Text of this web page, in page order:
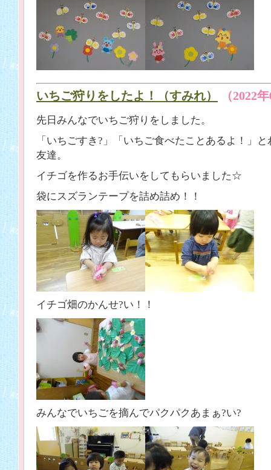
いちご狩りをしたよ！（すみれ） （2022
先日みんなでいちご狩りをしました。
「いちごすき?」「いちご食べたことあるよ！」
友達。
イチゴを作るお手伝いをしてもらいました☆
袋にスズランテープを詰め詰め！！
イチゴ畑のかんせ?い！！
みんなでいちごを摘んでパクパクあまぁ?い?